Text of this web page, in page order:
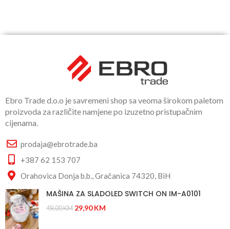
Ebro Trade d.o.o je savremeni shop sa veoma širokom paletom
proizvoda za različite namjene po izuzetno pristupačnim
cijenama.
prodaja@ebrotrade.ba
+387 62 153 707
Orahovica Donja b.b., Gračanica 74320, BiH
MAŠINA ZA SLADOLED SWITCH ON IM-A0101
49,00KM 29,90KM